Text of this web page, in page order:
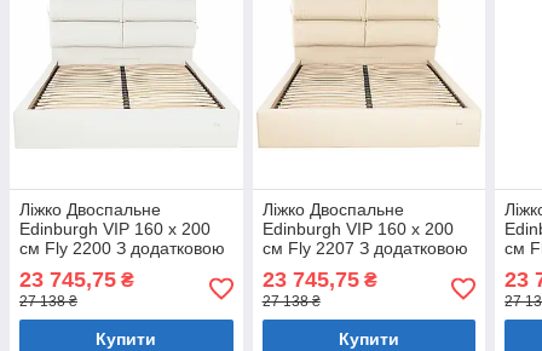
Ліжко Двоспальне
Edinburgh VIP 160 х 200
см Fly 2200 З додатковою
металевою цільнозварною
рамою Білий
23 745,75 ₴
27 138 ₴
Купити
Ліжко Двоспальне
Edinburgh VIP 160 х 200
см Fly 2207 З додатковою
металевою цільнозварною
рамою Бежевий
23 745,75₴
27 138 ₴
Купити
см
23
27